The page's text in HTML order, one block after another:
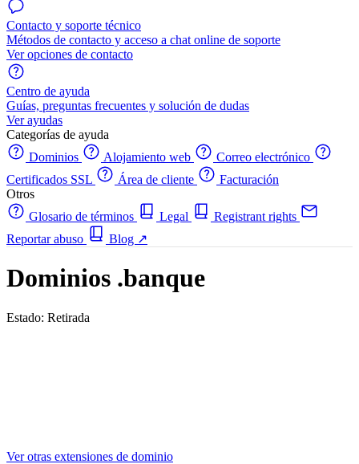
Contacto y soporte técnico
Métodos de contacto y acceso a chat online de soporte
Ver opciones de contacto
Centro de ayuda
Guías, preguntas frecuentes y solución de dudas
Ver ayudas
Categorías de ayuda
Dominios
Alojamiento web
Correo electrónico
Certificados SSL
Área de cliente
Facturación
Otros
Glosario de términos
Legal
Registrant rights
Reportar abuso
Blog ↗
Dominios .banque
Estado: Retirada
Ver otras extensiones de dominio